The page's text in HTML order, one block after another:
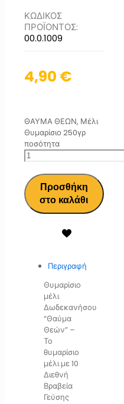
ΚΩΔΙΚΟΣ
ΠΡΟΪΟΝΤΟΣ:
00.0.1009
4,90 €
ΘΑΥΜΑ ΘΕΩΝ, Μέλι
Θυμαρίσιο 250γρ
ποσότητα
Προσθήκη
στο καλάθι
Περιγραφή
Θυμαρίσιο
μέλι
Δωδεκανήσου
“Θαύμα
Θεών” –
Το
θυμαρίσιο
μέλι με 10
Διεθνή
Βραβεία
Γεύσης